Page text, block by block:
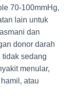
70-100mmHg,
lain untuk
dan
donor darah
sedang
menular,
atau